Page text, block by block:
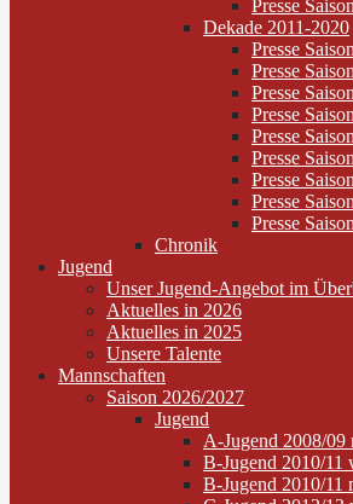
Presse
Dekade 2011-2020
Presse
Presse
Presse
Presse
Presse
Presse
Presse
Presse
Presse
Chronik
Jugend
Unser Jugend-Angebot im
Aktuelles in 2026
Aktuelles in 2025
Unsere Talente
Mannschaften
Saison 2026/2027
Jugend
A-Jugend 2008/09
B-Jugend 2010/11
B-Jugend 2010/11